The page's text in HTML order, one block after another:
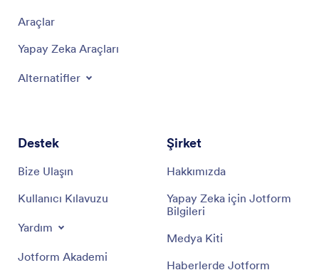
Araçlar
Yapay Zeka Araçları
Alternatifler
Destek
Bize Ulaşın
Kullanıcı Kılavuzu
Yardım
Jotform Akademi
Şirket
Hakkımızda
Yapay Zeka için Jotform
Bilgileri
Medya Kiti
Haberlerde Jotform